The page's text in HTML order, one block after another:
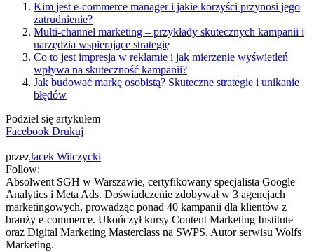
Kim jest e-commerce manager i jakie korzyści przynosi jego
zatrudnienie?
Multi-channel marketing – przykłady skutecznych kampanii i
narzędzia wspierające strategię
Co to jest impresja w reklamie i jak mierzenie wyświetleń
wpływa na skuteczność kampanii?
Jak budować markę osobistą? Skuteczne strategie i unikanie
błędów
Podziel się artykułem
Facebook Drukuj
przezJacek Wilczycki
Follow:
Absolwent SGH w Warszawie, certyfikowany specjalista Google
Analytics i Meta Ads. Doświadczenie zdobywał w 3 agencjach
marketingowych, prowadząc ponad 40 kampanii dla klientów z
branży e-commerce. Ukończył kursy Content Marketing Institute
oraz Digital Marketing Masterclass na SWPS. Autor serwisu Wolfs
Marketing.